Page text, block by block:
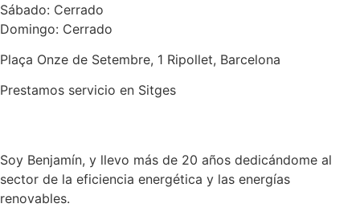
Sábado: Cerrado
Domingo: Cerrado
Plaça Onze de Setembre, 1 Ripollet, Barcelona
Prestamos servicio en Sitges
Soy Benjamín, y llevo más de 20 años dedicándome al
sector de la eficiencia energética y las energías
renovables.